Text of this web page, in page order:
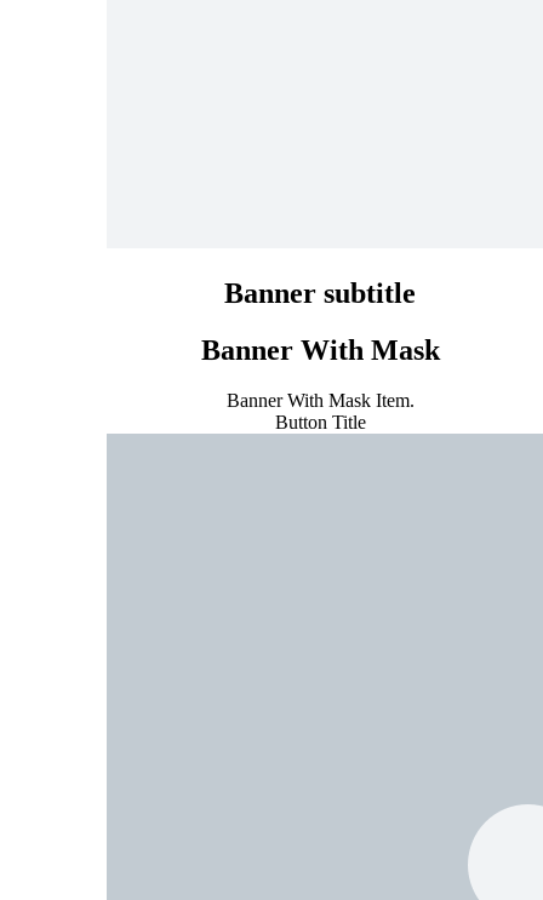
Banner subtitle
Banner With Mask
Banner With Mask Item.
Button Title